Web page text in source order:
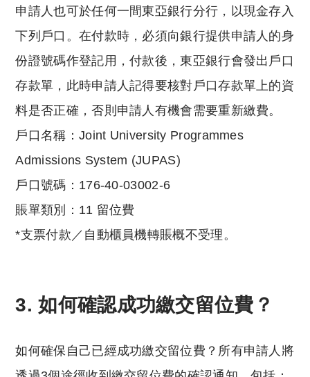
申請人也可於任何一間東亞銀行分行，以現金存入
下列戶口。在付款時，必須向銀行提供申請人的身
份證號碼作登記用，付款後，東亞銀行會發出戶口
存款單，此時申請人記得要核對戶口存款單上的資
料是否正確，否則申請人有機會需要重新繳費。
戶口名稱：Joint University Programmes
Admissions System (JUPAS)
戶口號碼：176-40-03002-6
賬單類別：11 留位費
*支票付款／自動櫃員機轉賬概不受理。
3. 如何確認成功繳交留位費？
如何確保自己已經成功繳交留位費？所有申請人將